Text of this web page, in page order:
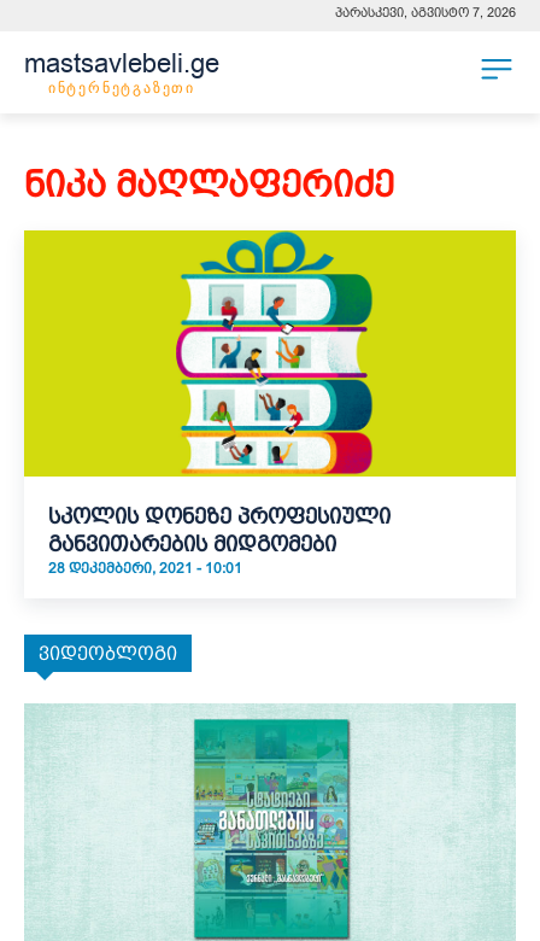
პარასკევი, აგვისტო 7, 2026
mastsavlebeli.ge
ინტერნეტგაზეთი
ნიკა მაღლაფერიძე
სკოლის დონეზე პროფესიული
განვითარების მიდგომები
28 ᲓᲔᲙᲔᲛᲑᲔᲠᲘ, 2021 - 10:01
ვიდეობლოგი